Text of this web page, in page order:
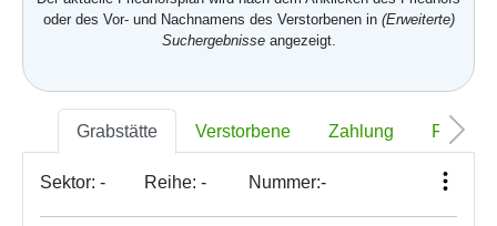
oder des Vor- und Nachnamens des Verstorbenen in (Erweiterte)
Suchergebnisseangezeigt.
Grabstätte Verstorbene Zahlung Foto
Sektor: - Reihe: - Nummer:-